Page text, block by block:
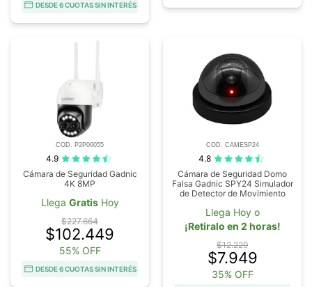
DESDE 6 CUOTAS SIN INTERÉS
COD. P2P00055
4.9
Cámara de Seguridad Gadnic
4K 8MP
Llega GratisHoy
$227.664
$102.449
55% OFF
DESDE 6 CUOTAS SIN INTERÉS
COD. CAMESP24
4.8
Cámara de Seguridad Domo
Falsa Gadnic SPY24 Simulador
de Detector de Movimiento
Llega Hoy o
¡Retiralo en 2 horas!
$12.229
$7.949
35% OFF